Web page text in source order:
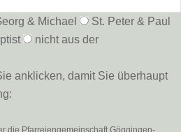
& Michael
St. Peter & Paul
nicht aus der
anklicken, damit Sie überhaupt
die Pfarreiengemeinschaft Göggingen-